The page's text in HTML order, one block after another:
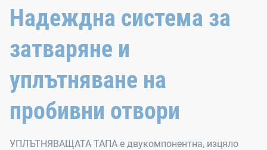
Надеждна система за
затваряне и
уплътняване на
пробивни отвори
УПЛЪТНЯВАЩАТА ТАПА е двукомпонентна, изцяло